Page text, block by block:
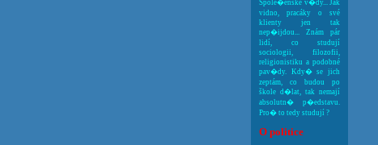
Spole�enské v�dy... Jak
vidno, pracáky o své
klienty jen tak
nep�ijdou... Znám pár
lidí, co studují
sociologii, filozofii,
religionistiku a podobné
pav�dy. Kdy� se jich
zeptám, co budou po
škole d�lat, tak nemají
absolutn� p�edstavu.
Pro� to tedy studují ?
O politice